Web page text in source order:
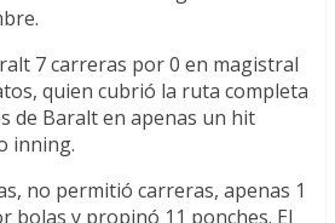
7 carreras por 0 en magistral
quien cubrió la ruta completa
de Baralt en apenas un hit
inning.
no permitió carreras, apenas 1
bolas y propinó 11 ponches. El